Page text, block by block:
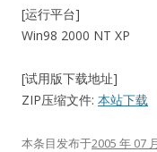
[运行平台]
Win98 2000 NT XP
[试用版下载地址]
ZIP压缩文件: 本站下载
本条目发布于2005 年 07